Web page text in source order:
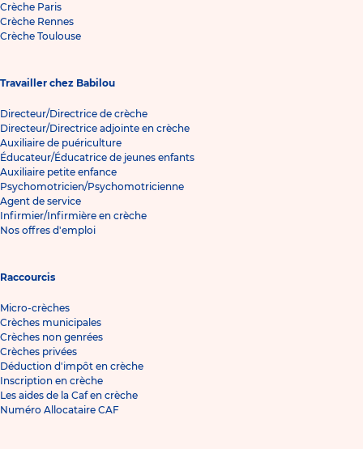
Crèche Paris
Crèche Rennes
Crèche Toulouse
Travailler chez Babilou
Directeur/Directrice de crèche
Directeur/Directrice adjointe en crèche
Auxiliaire de puériculture
Éducateur/Éducatrice de jeunes enfants
Auxiliaire petite enfance
Psychomotricien/Psychomotricienne
Agent de service
Infirmier/Infirmière en crèche
Nos offres d'emploi
Raccourcis
Micro-crèches
Crèches municipales
Crèches non genrées
Crèches privées
Déduction d'impôt en crèche
Inscription en crèche
Les aides de la Caf en crèche
Numéro Allocataire CAF